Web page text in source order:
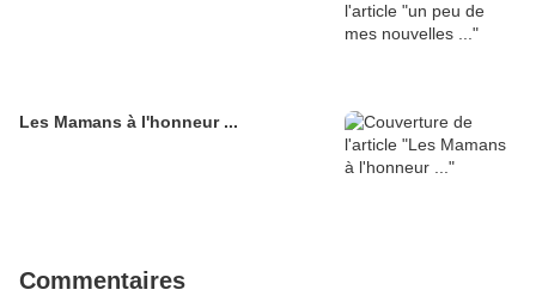
Les Mamans à l'honneur ...
Commentaires